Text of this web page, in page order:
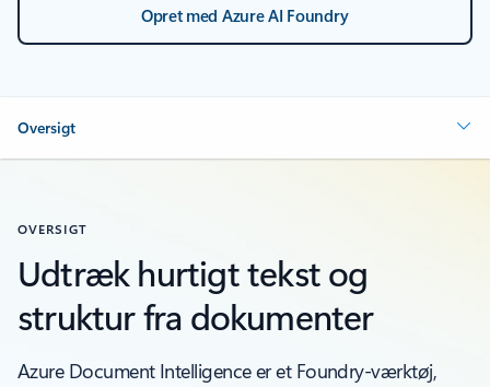
Opret med Azure AI Foundry
Oversigt
OVERSIGT
Udtræk hurtigt tekst og
struktur fra dokumenter
Azure Document Intelligence er et Foundry-værktøj,